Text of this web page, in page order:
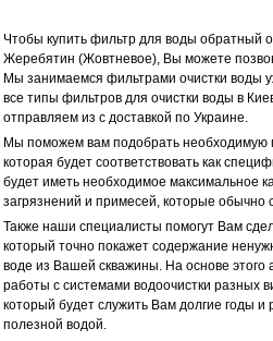
Чтобы купить фильтр для воды обратный
Жеребятин (Жовтневое), Вы можете
Мы занимаемся фильтрами очистки воды
все типы фильтров для очистки воды в
отправляем из с доставкой по Украине.
Мы поможем вам подобрать необходимую
которая будет соответствовать как
будет иметь необходимое максимальное
загрязнений и примесей, которые обычно
Также наши специалисты помогут Вам
который точно покажет содержание
воде из Вашей скважины. На основе этого
работы с системами водоочистки разных
который будет служить Вам долгие годы и
полезной водой.